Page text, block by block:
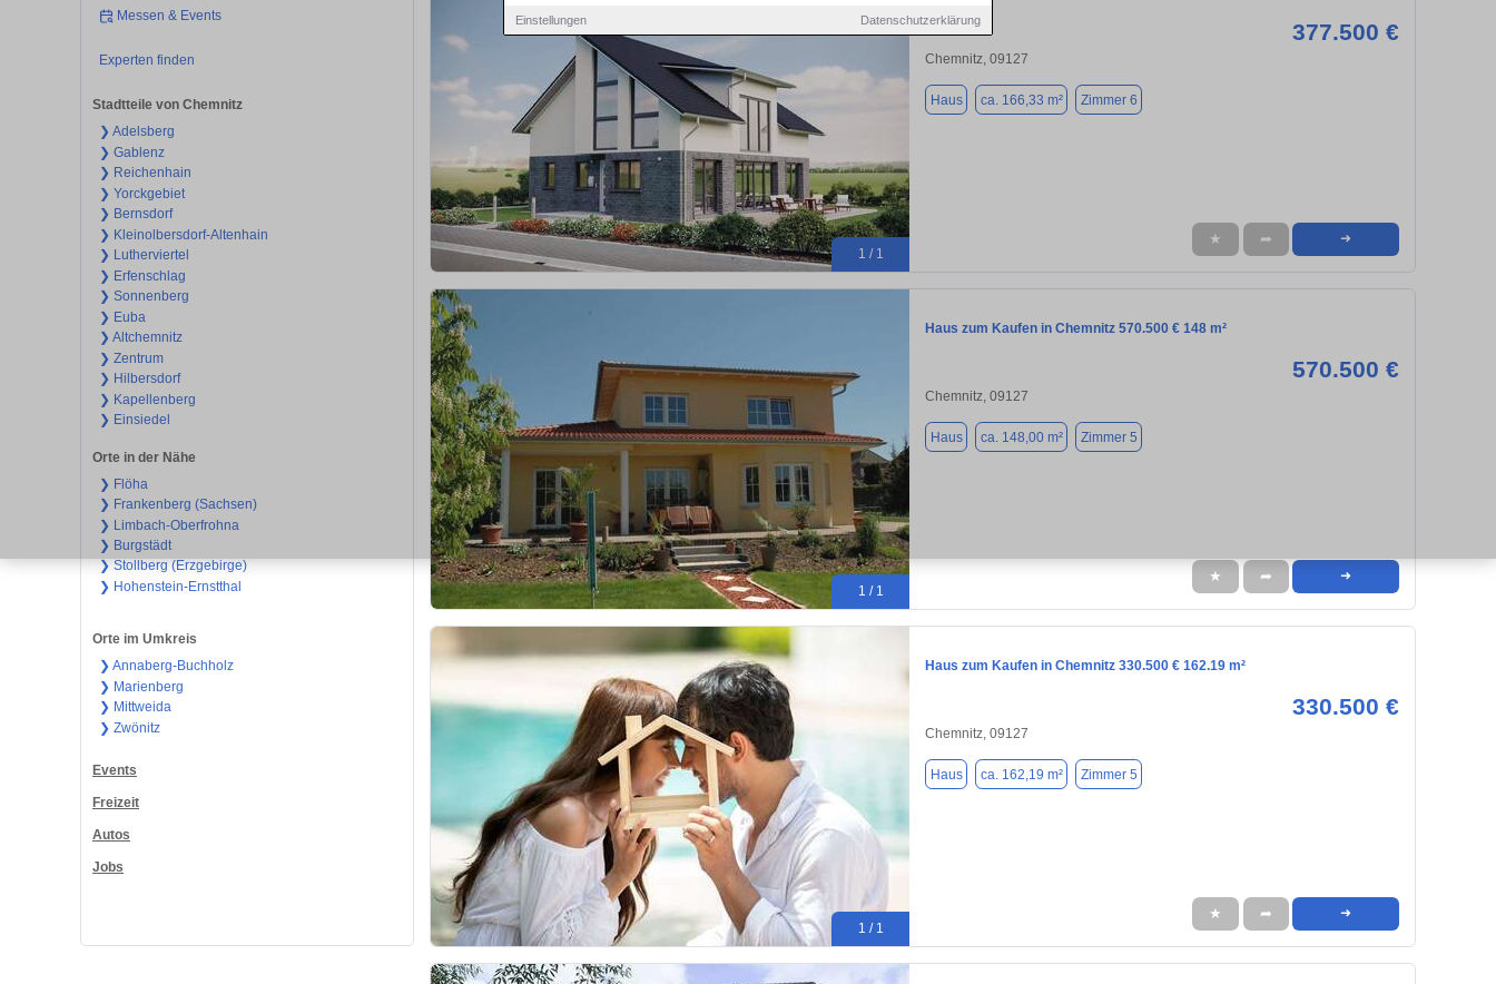
Einstellungen Datenschutzerklärung
Messen & Events
Experten finden
Stadtteile von Chemnitz
❯ Adelsberg
❯ Gablenz
❯ Reichenhain
❯ Yorckgebiet
❯ Bernsdorf
❯ Kleinolbersdorf-Altenhain
❯ Lutherviertel
❯ Erfenschlag
❯ Sonnenberg
❯ Euba
❯ Altchemnitz
❯ Zentrum
❯ Hilbersdorf
❯ Kapellenberg
❯ Einsiedel
Orte in der Nähe
❯ Flöha
❯ Frankenberg (Sachsen)
❯ Limbach-Oberfrohna
❯ Burgstädt
❯ Stollberg (Erzgebirge)
❯ Hohenstein-Ernstthal
Orte im Umkreis
❯ Annaberg-Buchholz
❯ Marienberg
❯ Mittweida
❯ Zwönitz
Events
Freizeit
Autos
Jobs
1 / 1
377.500 €
Chemnitz, 09127
Haus ca. 166,33 m² Zimmer 6
★ ➦ ➜
1 / 1
Haus zum Kaufen in Chemnitz 570.500 € 148 m²
570.500 €
Chemnitz, 09127
Haus ca. 148,00 m² Zimmer 5
★ ➦ ➜
1 / 1
Haus zum Kaufen in Chemnitz 330.500 € 162.19 m²
330.500 €
Chemnitz, 09127
Haus ca. 162,19 m² Zimmer 5
★ ➦ ➜